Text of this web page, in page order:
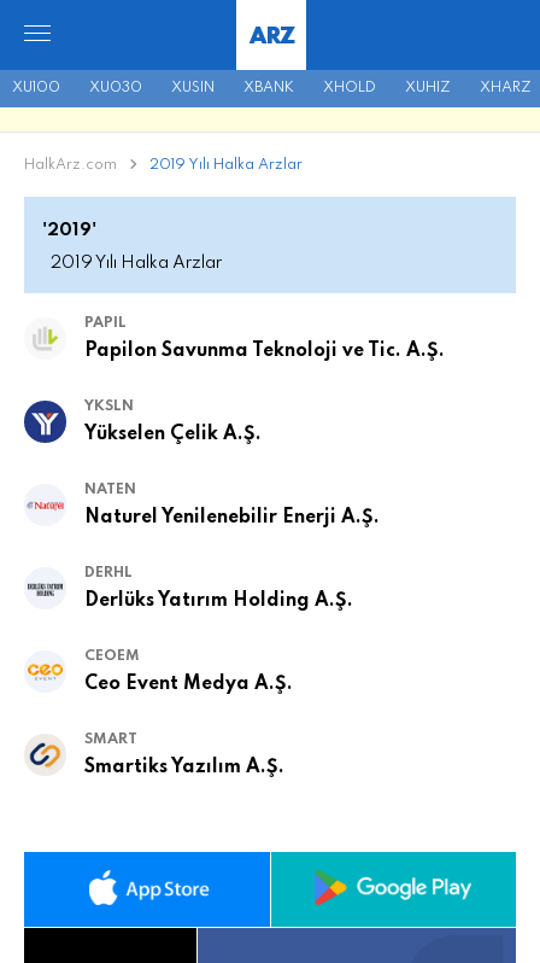
XU100 XU030 XUSIN XBANK XHOLD XUHIZ XHARZ
ARZ
HalkArz.com 2019 Yılı Halka Arzlar
'2019'
2019 Yılı Halka Arzlar
PAPIL
Papilon Savunma Teknoloji ve Tic. A.Ş.
YKSLN
Yükselen Çelik A.Ş.
NATEN
Naturel Yenilenebilir Enerji A.Ş.
DERHL
Derlüks Yatırım Holding A.Ş.
CEOEM
Ceo Event Medya A.Ş.
SMART
Smartiks Yazılım A.Ş.